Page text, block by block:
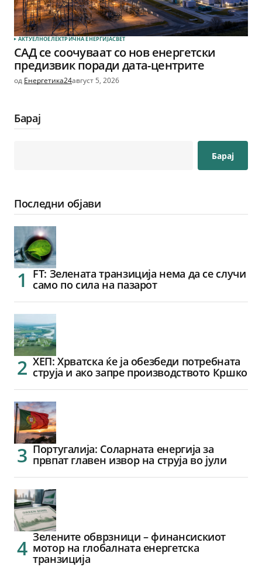
АКТУЕЛНОЕЛЕКТРИЧНА ЕНЕРГИЈАСВЕТ
САД се соочуваат со нов енергетски
предизвик поради дата-центрите
од Енергетика24август 5, 2026
Барај
Барај
Последни објави
FT: Зелената транзиција нема да се случи
само по сила на пазарот
ХЕП: Хрватска ќе ја обезбеди потребната
струја и ако запре производството Кршко
Португалија: Соларната енергија за
првпат главен извор на струја во јули
Зелените обврзници – финансискиот
мотор на глобалната енергетска
транзиција